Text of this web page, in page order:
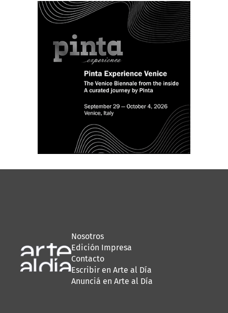
Nosotros
Edición Impresa
Contacto
Escribir en Arte al Día
Anunciá en Arte al Día